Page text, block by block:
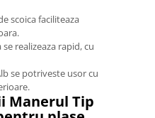
scoica faciliteaza
realizeaza rapid, cu
se potriveste usor cu
Manerul Tip